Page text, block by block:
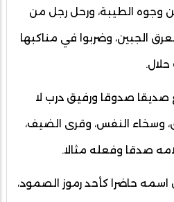
وجوه الطيبة، ورحل رجل من
الجبين، وضربوا في مناكبها
صديقا صدوقا ورفيق درب لا
وسخاء النفس، وقرى الضيف،
صدقا وفعله مثالا.
حاضرا كأحد رموز الصمود،